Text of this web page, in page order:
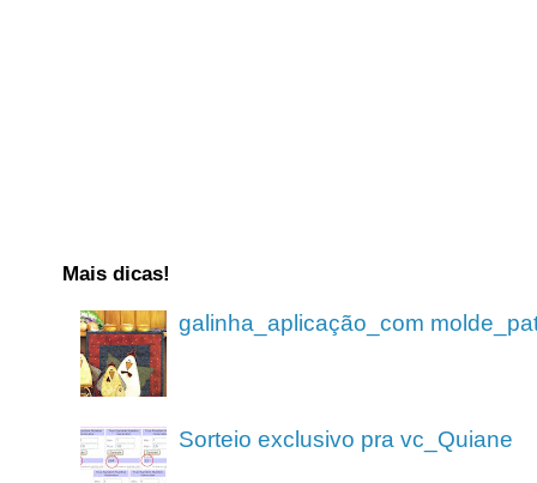
Mais dicas!
galinha_aplicação_com
Sorteio exclusivo pra vc_Quiane